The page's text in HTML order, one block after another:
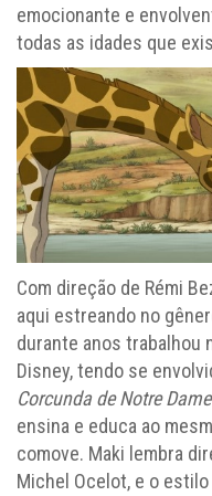
emocionante e
todas as idades que
Com direção de Rémi
aqui estreando no
durante anos trabalhou
Disney, tendo se
Corcunda de Notre Dame
ensina e educa ao
comove. Maki lembra
Michel Ocelot, e o